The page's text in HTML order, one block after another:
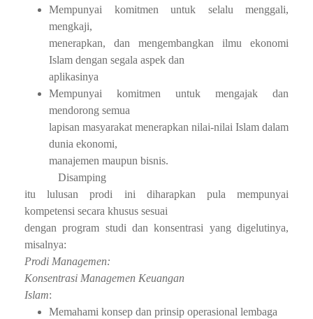
Mempunyai komitmen untuk selalu menggali,
mengkaji,
menerapkan, dan mengembangkan ilmu ekonomi
Islam dengan segala aspek dan
aplikasinya
Mempunyai komitmen untuk mengajak dan
mendorong semua
lapisan masyarakat menerapkan nilai-nilai Islam dalam
dunia ekonomi,
manajemen maupun bisnis.
Disamping
itu lulusan prodi ini diharapkan pula mempunyai
kompetensi secara khusus sesuai
dengan program studi dan konsentrasi yang digelutinya,
misalnya:
Prodi Managemen:
Konsentrasi Managemen Keuangan
Islam:
Memahami konsep dan prinsip operasional lembaga